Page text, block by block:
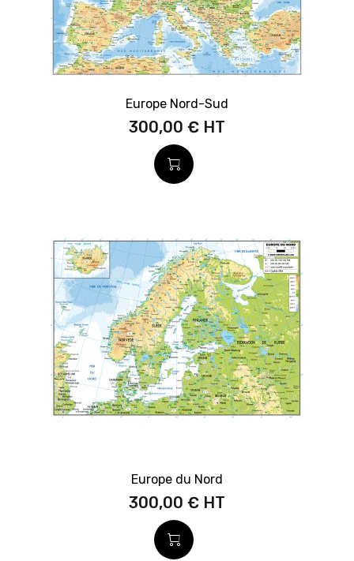
Europe Nord-Sud
300,00 €
Europe du Nord
300,00 €